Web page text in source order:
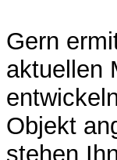
Gern
aktuellen
Objekt
stehen